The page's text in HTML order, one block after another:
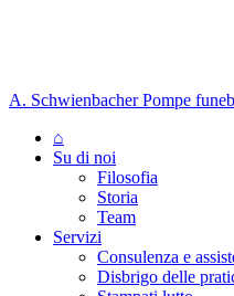
A. Schwienbacher Pompe
⌂
Su di noi
Filosofia
Storia
Team
Servizi
Consulenza e
Disbrigo delle